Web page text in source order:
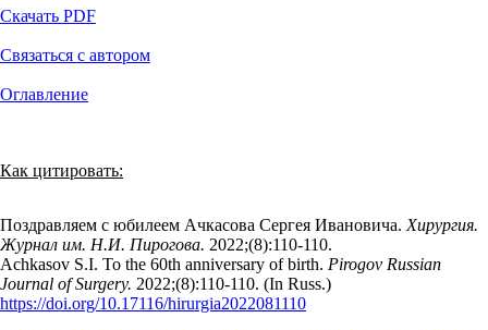
Скачать PDF
Связаться с автором
Оглавление
Как цитировать:
Поздравляем с юбилеем Ачкасова Сергея Ивановича. Хирургия.
Журнал им. Н.И. Пирогова. 2022;(8):110‑110.
Achkasov S.I. To the 60th anniversary of birth. Pirogov Russian
Journal of Surgery. 2022;(8):110‑110. (In Russ.)
https://doi.org/10.17116/hirurgia2022081110